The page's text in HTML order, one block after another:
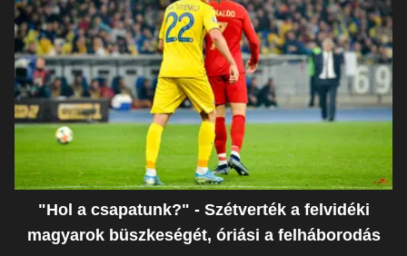
"Hol a csapatunk?" - Szétverték a felvidéki
magyarok büszkeségét, óriási a felháborodás